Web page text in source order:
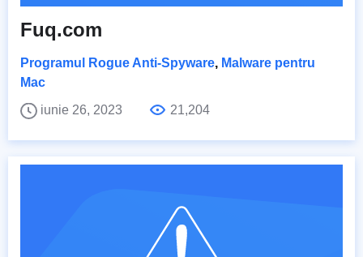
Fuq.com
Programul Rogue Anti-Spyware, Malware pentru
Mac
iunie 26, 2023
21,204